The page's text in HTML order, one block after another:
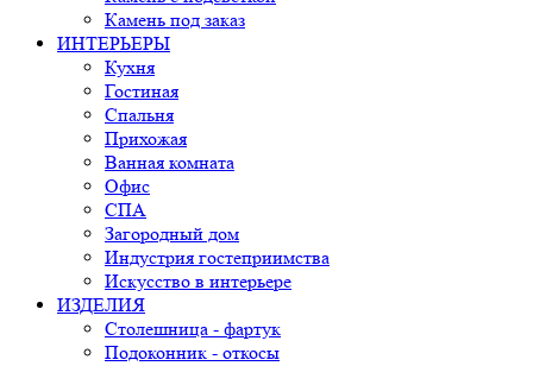
Камень под заказ
ИНТЕРЬЕРЫ
Кухня
Гостиная
Спальня
Прихожая
Ванная комната
Офис
СПА
Загородный дом
Индустрия гостеприимства
Искусство в интерьере
ИЗДЕЛИЯ
Столешница - фартук
Подоконник - откосы